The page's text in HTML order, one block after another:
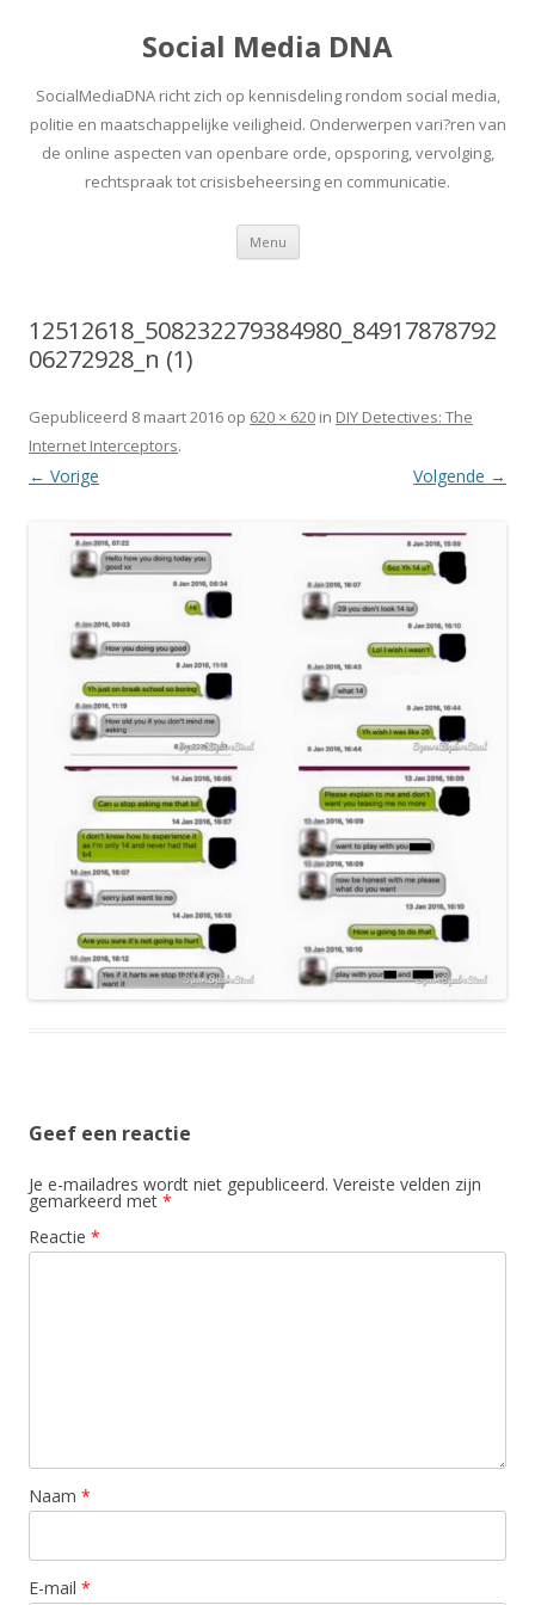
Social Media DNA
SocialMediaDNA richt zich op kennisdeling rondom social media,
politie en maatschappelijke veiligheid. Onderwerpen vari?ren van
de online aspecten van openbare orde, opsporing, vervolging,
rechtspraak tot crisisbeheersing en communicatie.
Menu Spring
inhoud
12512618_508232279384980_84917878792
06272928_n (1)
Gepubliceerd 8 maart 2016 op 620 × 620 in DIY Detectives: The
Internet Interceptors.
← Vorige Volgende →
Geef een reactie
Je e-mailadres wordt niet gepubliceerd. Vereiste velden zijn
gemarkeerd met *
Reactie *
Naam *
E-mail *